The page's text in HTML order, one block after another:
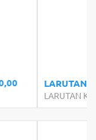
Rp63.000,00